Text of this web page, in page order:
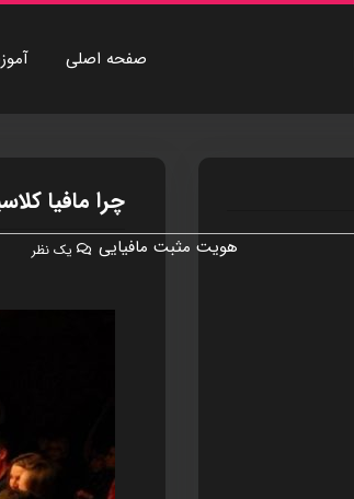
صفحه اصلی
چرا مافيا
یک نظر